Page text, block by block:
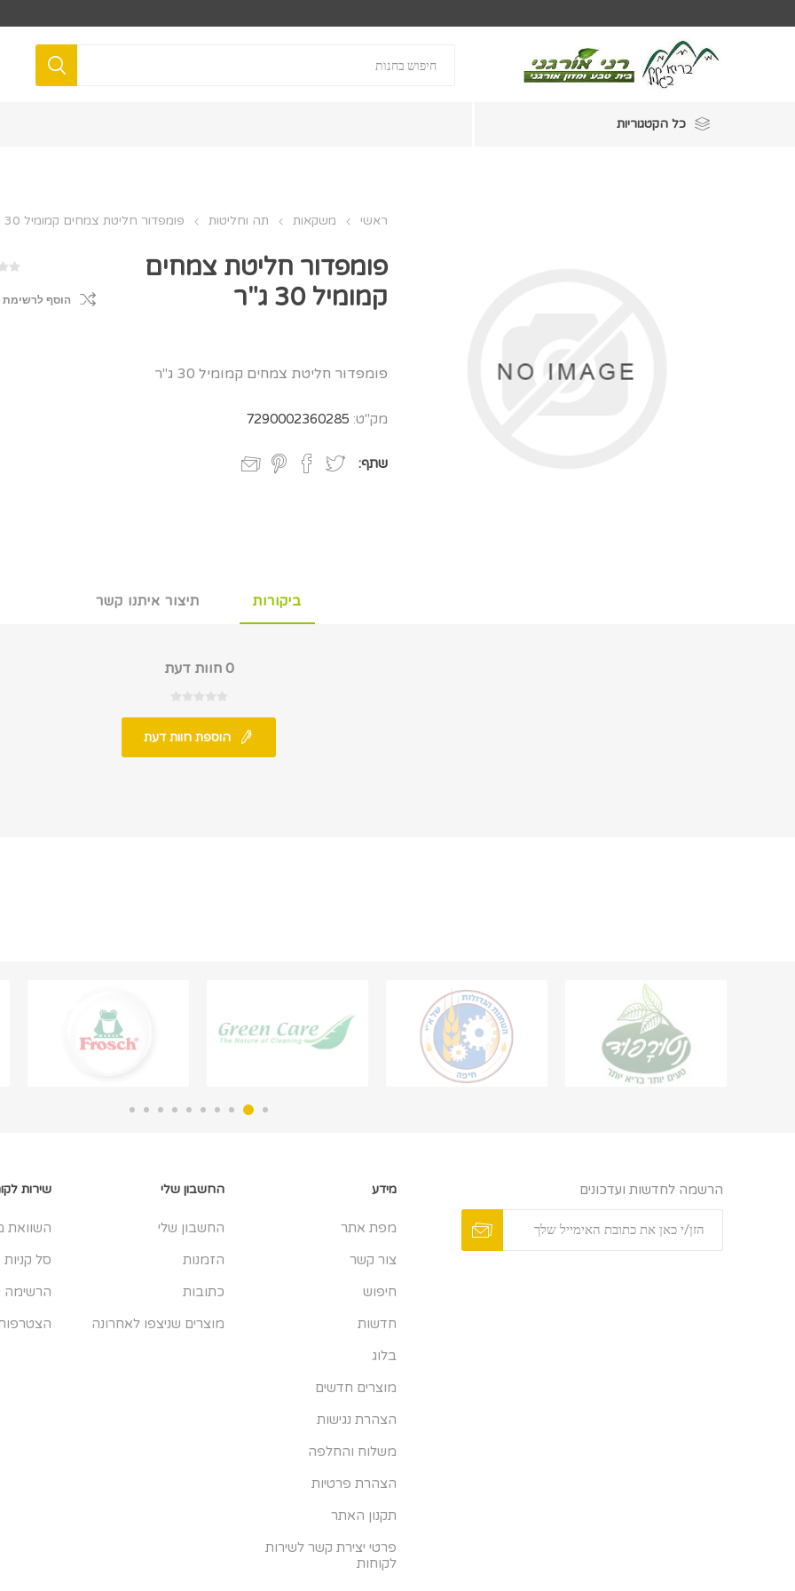
כל הקטגוריות
ראשי משקאות תה וחליטות פומפדור חליטת צמחים קמומיל 30 ג"ר
פומפדור חליטת צמחים
קמומיל 30 ג"ר
הוסף לרשימת
פומפדור חליטת צמחים קמומיל 30 ג"ר
מק"ט: 7290002360285
שתף:
ביקורות תיצור איתנו קשר
0 חוות דעת
הוספת חוות דעת
הרשמה לחדשות ועדכונים מידע
מפת אתר
צור קשר
חיפוש
חדשות
בלוג
מוצרים חדשים
הצהרת נגישות
משלוח והחלפה
הצהרת פרטיות
תקנון האתר
פרטי יצירת קשר לשירות
לקוחות
החשבון שלי
החשבון שלי
הזמנות
כתובות
מוצרים שניצפו לאחרונה
שירות
השוואת
סל קניות
הרשימה